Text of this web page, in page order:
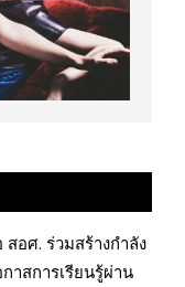
อศ. ร่วมสร้างกำลัง
สการเรียนรู้ผ่าน